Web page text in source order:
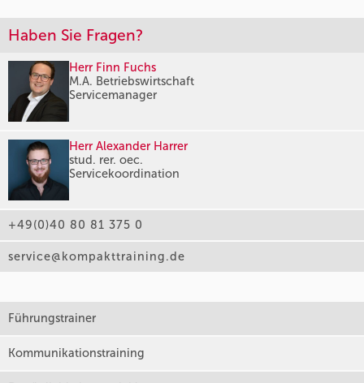
Haben Sie Fragen?
Herr Finn Fuchs
M.A. Betriebswirtschaft
Servicemanager
Herr Alexander Harrer
stud. rer. oec.
Servicekoordination
+49(0)40 80 81 375 0
service@kompakttraining.de
Führungstrainer
Kommunikationstraining